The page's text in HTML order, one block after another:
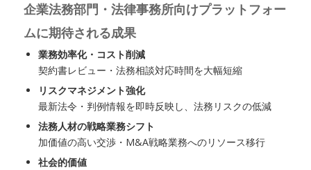
企業法務部門・法律事務所向けプラットフォー
ムに期待される成果
業務効率化・コスト削減
契約書レビュー・法務相談対応時間を大幅短縮
リスクマネジメント強化
最新法令・判例情報を即時反映し、法務リスクの低減
法務人材の戦略業務シフト
加価値の高い交渉・M&A戦略業務へのリソース移行
社会的価値